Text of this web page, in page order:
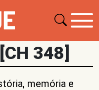
348]
memória e